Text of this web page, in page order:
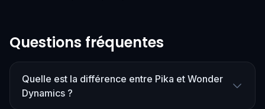
Questions fréquentes
Quelle est la différence entre Pika et Wonder
Dynamics ?